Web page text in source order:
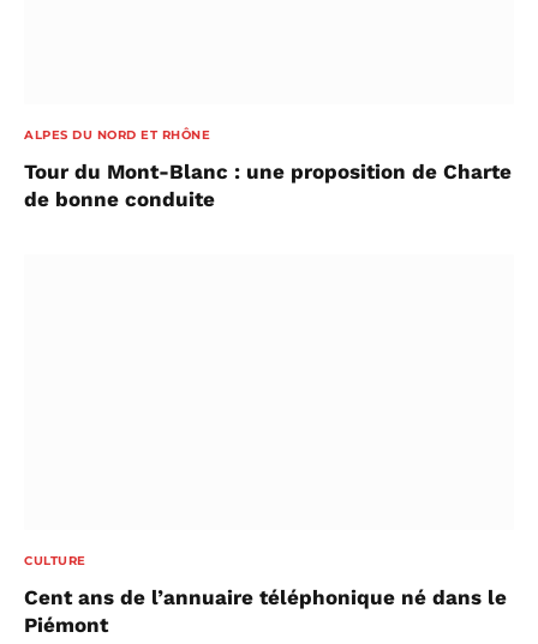
ALPES DU NORD ET RHÔNE
Tour du Mont-Blanc : une proposition de Charte
de bonne conduite
CULTURE
Cent ans de l’annuaire téléphonique né dans le
Piémont